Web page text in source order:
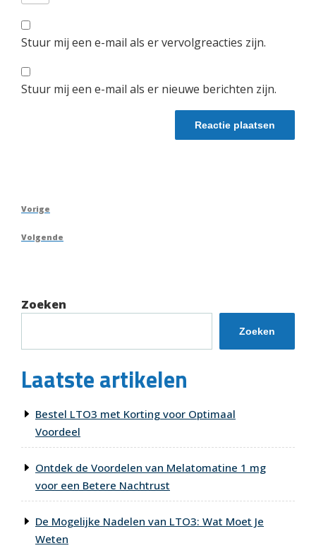
Stuur mij een e-mail als er vervolgreacties zijn.
Stuur mij een e-mail als er nieuwe berichten zijn.
Berichtnavigatie
Vorig
Vorige
Volgend
Volgende
Zoeken
Zoeken
Laatste artikelen
Bestel LTO3 met Korting voor Optimaal
Voordeel
Ontdek de Voordelen van Melatomatine 1 mg
voor een Betere Nachtrust
De Mogelijke Nadelen van LTO3: Wat Moet Je
Weten